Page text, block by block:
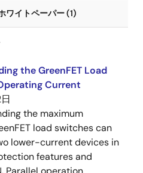
ワイトペーパー (1)
the GreenFET Load
Current
the maximum
load switches can
lower-current devices in
features and